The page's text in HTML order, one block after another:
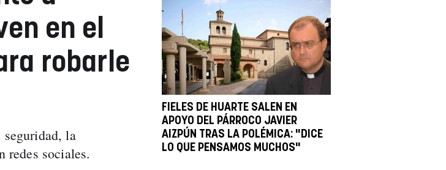
en el
robarle
la
redes sociales.
FIELES DE HUARTE SALEN EN
APOYO DEL PÁRROCO JAVIER
AIZPÚN TRAS LA POLÉMICA: "DICE
LO QUE PENSAMOS MUCHOS"